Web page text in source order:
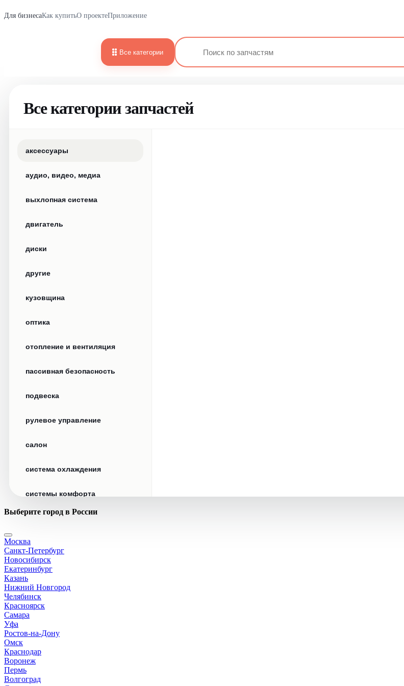
Для бизнесаКак купитьО проектеПриложение
Все категории
Все категории запчастей
аксессуары
аудио, видео, медиа
выхлопная система
двигатель
диски
другие
кузовщина
оптика
отопление и вентиляция
пассивная безопасность
подвеска
рулевое управление
салон
система охлаждения
системы комфорта
стекла
стеклоочистители
топливная система
тормозная система
трансмиссия
Выберите город в России
Москва
Санкт-Петербург
Новосибирск
Екатеринбург
Казань
Нижний Новгород
Челябинск
Красноярск
Самара
Уфа
Ростов-на-Дону
Омск
Краснодар
Воронеж
Пермь
Волгоград